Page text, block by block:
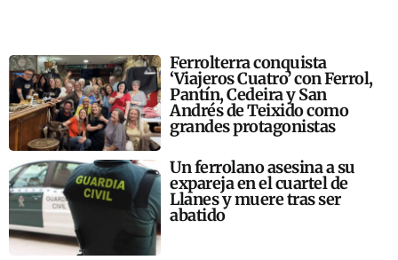
Ferrolterra conquista
‘Viajeros Cuatro’ con Ferrol,
Pantín, Cedeira y San
Andrés de Teixido como
grandes protagonistas
Un ferrolano asesina a su
expareja en el cuartel de
Llanes y muere tras ser
abatido